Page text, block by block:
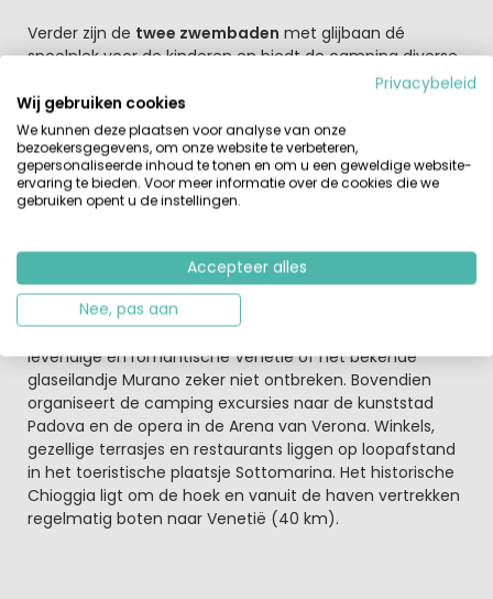
Verder zijn de twee zwembaden met glijbaan dé
speelplek voor de kinderen en biedt de camping diverse
sportmogelijkheden. Bovendien is er een kleine speeltuin
vlakbij het strand. Grenzend aan de camping ligt een
mooi privé-strand met strandbar, waar het heerlijk
toeven is. Een geweldige plaats dus voorwatersporters
die een bijzondere vakantie in Italië willen. Naast de
camping kun je waterskiën, windsurfen, (leren) zeilen en
Geniet van de romantische sfeer in Venetië of wordt
het een avondje opera?
Uiteraard mag een bezoekje per boot aan het altijd
levendige en romantische Venetië of het bekende
glaseilandje Murano zeker niet ontbreken. Bovendien
organiseert de camping excursies naar de kunststad
Padova en de opera in de Arena van Verona. Winkels,
gezellige terrasjes en restaurants liggen op loopafstand
in het toeristische plaatsje Sottomarina. Het historische
Chioggia ligt om de hoek en vanuit de haven vertrekken
regelmatig boten naar Venetië (40 km).
Privacybeleid
Wij gebruiken cookies
We kunnen deze plaatsen voor analyse van onze
bezoekersgegevens, om onze website te verbeteren,
gepersonaliseerde inhoud te tonen en om u een geweldige website-
ervaring te bieden. Voor meer informatie over de cookies die we
gebruiken opent u de instellingen.
Accepteer alles
Nee, pas aan